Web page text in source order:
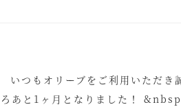
いつもオリーブをご利用いただき
あと1ヶ月となりました！